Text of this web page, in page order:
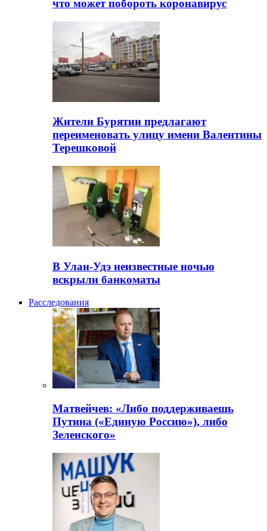
что может побороть коронавирус
Жители Бурятии предлагают
переименовать улицу имени Валентины
Терешковой
В Улан-Удэ неизвестные ночью
вскрыли банкоматы
Расследования
Матвейчев: «Либо поддерживаешь
Путина («Единую Россию»), либо
Зеленского»